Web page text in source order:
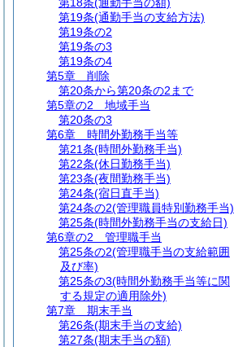
第19条(通勤手当の支給方法)
第19条の2
第19条の3
第19条の4
第5章
削除
第20条から第20条の2まで
第5章の2
地域手当
第20条の3
第6章
時間外勤務手当等
第21条(時間外勤務手当)
第22条(休日勤務手当)
第23条(夜間勤務手当)
第24条(宿日直手当)
第24条の2(管理職員特別勤務手当)
第25条(時間外勤務手当の支給日)
第6章の2
管理職手当
第25条の2(管理職手当の支給範囲
及び率)
第25条の3(時間外勤務手当等に関
する規定の適用除外)
第7章
期末手当
第26条(期末手当の支給)
第27条(期末手当の額)